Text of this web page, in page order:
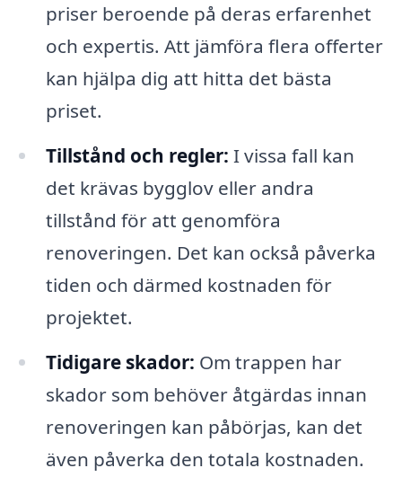
priser beroende på deras erfarenhet
och expertis. Att jämföra flera offerter
kan hjälpa dig att hitta det bästa
priset.
Tillstånd och regler: I vissa fall kan
det krävas bygglov eller andra
tillstånd för att genomföra
renoveringen. Det kan också påverka
tiden och därmed kostnaden för
projektet.
Tidigare skador: Om trappen har
skador som behöver åtgärdas innan
renoveringen kan påbörjas, kan det
även påverka den totala kostnaden.